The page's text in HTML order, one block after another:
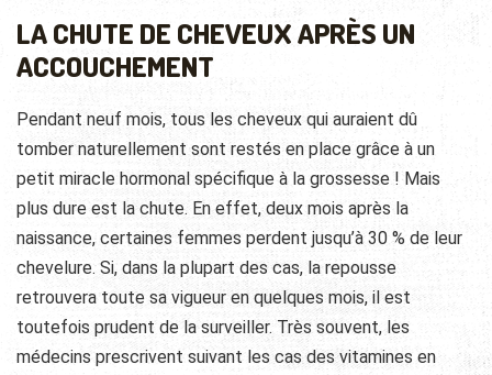
LA CHUTE DE CHEVEUX APRÈS UN
ACCOUCHEMENT
Pendant neuf mois, tous les cheveux qui auraient dû
tomber naturellement sont restés en place grâce à un
petit miracle hormonal spécifique à la grossesse ! Mais
plus dure est la chute. En effet, deux mois après la
naissance, certaines femmes perdent jusqu’à 30 % de leur
chevelure. Si, dans la plupart des cas, la repousse
retrouvera toute sa vigueur en quelques mois, il est
toutefois prudent de la surveiller. Très souvent, les
médecins prescrivent suivant les cas des vitamines en